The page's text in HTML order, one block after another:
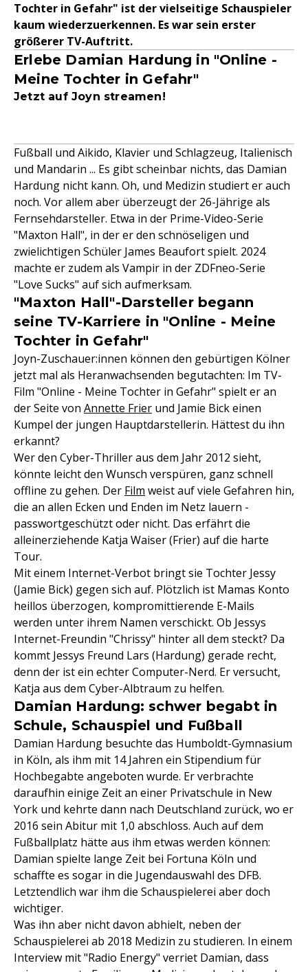
Tochter in Gefahr" ist der vielseitige Schauspieler
kaum wiederzuerkennen. Es war sein erster
größerer TV-Auftritt.
Erlebe Damian Hardung in "Online -
Meine Tochter in Gefahr"
Jetzt auf Joyn streamen!
Fußball und Aikido, Klavier und Schlagzeug, Italienisch
und Mandarin ... Es gibt scheinbar nichts, das Damian
Hardung nicht kann. Oh, und Medizin studiert er auch
noch. Vor allem aber überzeugt der 26-Jährige als
Fernsehdarsteller. Etwa in der Prime-Video-Serie
"Maxton Hall", in der er den schnöseligen und
zwielichtigen Schüler James Beaufort spielt. 2024
machte er zudem als Vampir in der ZDFneo-Serie
"Love Sucks" auf sich aufmerksam.
"Maxton Hall"-Darsteller begann
seine TV-Karriere in "Online - Meine
Tochter in Gefahr"
Joyn-Zuschauer:innen können den gebürtigen Kölner
jetzt mal als Heranwachsenden begutachten: Im TV-
Film "Online - Meine Tochter in Gefahr" spielt er an
der Seite von Annette Frier und Jamie Bick einen
Kumpel der jungen Hauptdarstellerin. Hättest du ihn
erkannt?
Wer den Cyber-Thriller aus dem Jahr 2012 sieht,
könnte leicht den Wunsch verspüren, ganz schnell
offline zu gehen. Der Film weist auf viele Gefahren hin,
die an allen Ecken und Enden im Netz lauern -
passwortgeschützt oder nicht. Das erfährt die
alleinerziehende Katja Waiser (Frier) auf die harte
Tour.
Mit einem Internet-Verbot bringt sie Tochter Jessy
(Jamie Bick) gegen sich auf. Plötzlich ist Mamas Konto
heillos überzogen, kompromittierende E-Mails
werden unter ihrem Namen verschickt. Ob Jessys
Internet-Freundin "Chrissy" hinter all dem steckt? Da
kommt Jessys Freund Lars (Hardung) gerade recht,
denn der ist ein echter Computer-Nerd. Er versucht,
Katja aus dem Cyber-Albtraum zu helfen.
Damian Hardung: schwer begabt in
Schule, Schauspiel und Fußball
Damian Hardung besuchte das Humboldt-Gymnasium
in Köln, als ihm mit 14 Jahren ein Stipendium für
Hochbegabte angeboten wurde. Er verbrachte
daraufhin einige Zeit an einer Privatschule in New
York und kehrte dann nach Deutschland zurück, wo er
2016 sein Abitur mit 1,0 abschloss. Auch auf dem
Fußballplatz hätte aus ihm etwas werden können:
Damian spielte lange Zeit bei Fortuna Köln und
schaffte es sogar in die Jugendauswahl des DFB.
Letztendlich war ihm die Schauspielerei aber doch
wichtiger.
Was ihn aber nicht davon abhielt, neben der
Schauspielerei ab 2018 Medizin zu studieren. In einem
Interview mit "Radio Energy" verriet Damian, dass